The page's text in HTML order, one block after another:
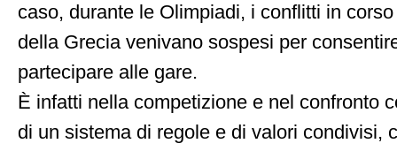
caso, durante le Olimpiadi, i conflitti in
della Grecia venivano sospesi per
partecipare alle gare.
È infatti nella competizione e nel confronto
di un sistema di regole e di valori condivisi,